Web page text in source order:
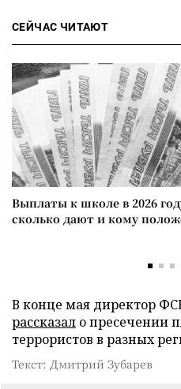
СЕЙЧАС ЧИТАЮТ
Выплаты к школе в 2026
сколько дают и кому
В конце мая директор
рассказал о пресечении
террористов в разных
Текст: Дмитрий Зубарев